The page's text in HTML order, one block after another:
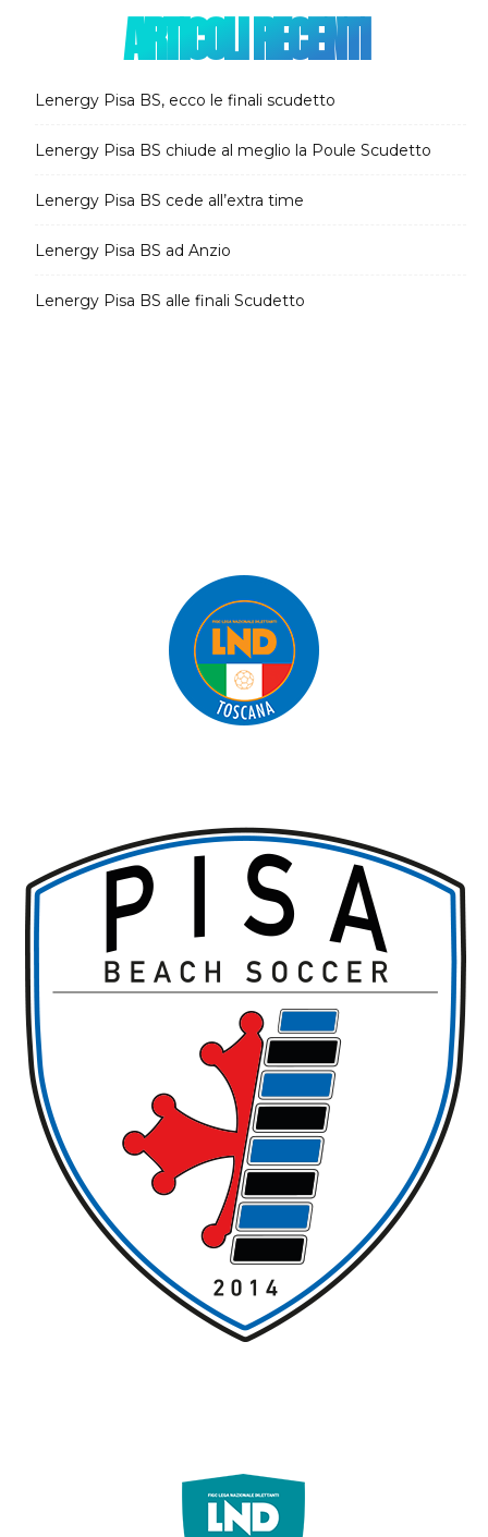
ARTICOLI RECENTI
Lenergy Pisa BS, ecco le finali scudetto
Lenergy Pisa BS chiude al meglio la Poule Scudetto
Lenergy Pisa BS cede all’extra time
Lenergy Pisa BS ad Anzio
Lenergy Pisa BS alle finali Scudetto